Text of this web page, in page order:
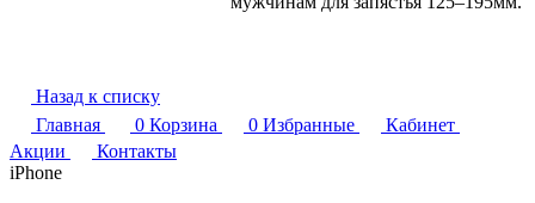
Назад к списку
Главная
0 Корзина 0 Избранные
Кабинет
Акции
Контакты
iPhone